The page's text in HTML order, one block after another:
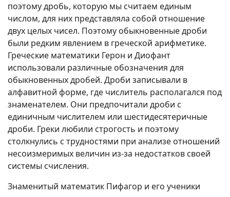
поэтому дробь, которую мы считаем единым
числом, для них представляла собой отношение
двух целых чисел. Поэтому обыкновенные дроби
были редким явлением в греческой арифметике.
Греческие математики Герон и Диофант
использовали различные обозначения для
обыкновенных дробей. Дроби записывали в
алфавитной форме, где числитель располагался под
знаменателем. Они предпочитали дроби с
единичным числителем или шестидесятеричные
дроби. Греки любили строгость и поэтому
столкнулись с трудностями при анализе отношений
несоизмеримых величин из-за недостатков своей
системы счисления.
Знаменитый математик Пифагор и его ученики